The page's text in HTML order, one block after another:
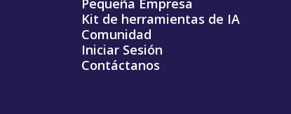
Kit de herramientas de IA
Comunidad
Iniciar Sesión
Contáctanos